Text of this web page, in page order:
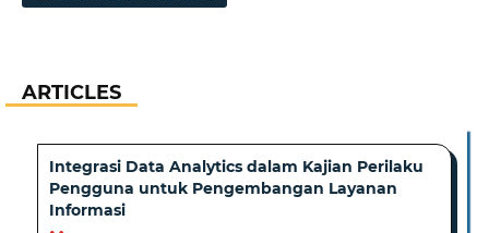
ARTICLES
Integrasi Data Analytics dalam Kajian Perilaku
Pengguna untuk Pengembangan Layanan
Informasi